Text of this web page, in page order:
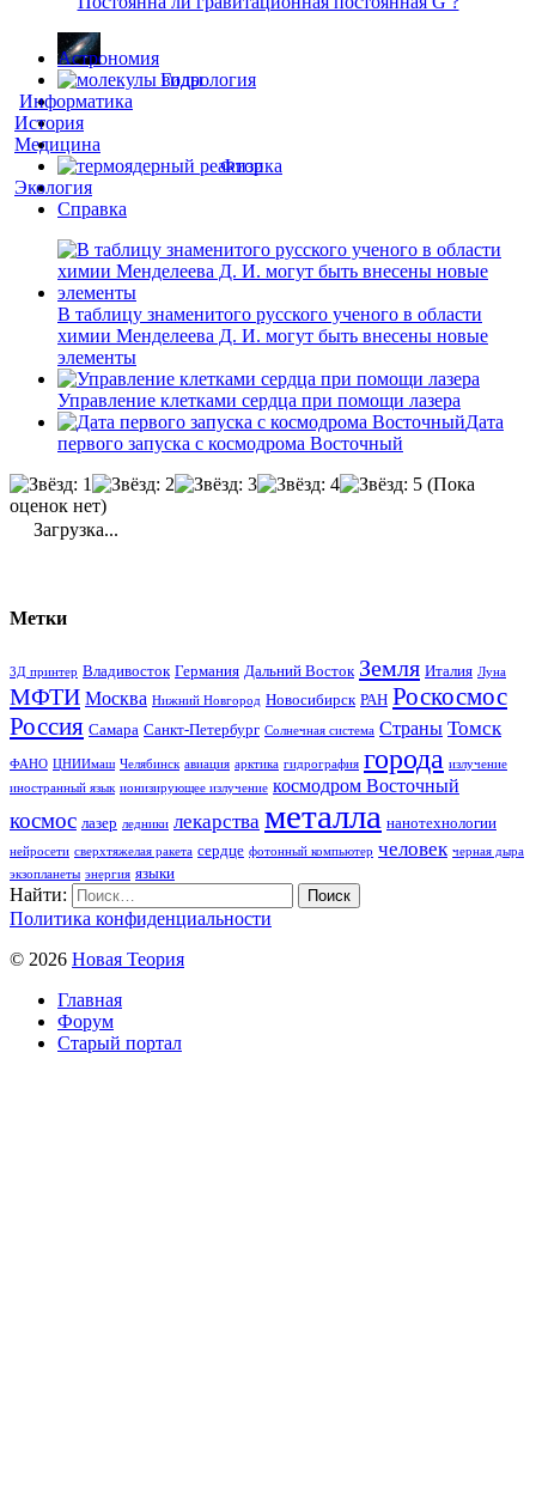
Астрономия
Гидрология
Информатика
История
Медицина
Физика
Экология
Справка
В таблицу знаменитого русского ученого в области
химии Менделеева Д. И. могут быть внесены новые
элементы
Управление клетками сердца при помощи лазера
Дата
первого запуска с космодрома Восточный
(Пока
оценок нет)
Загрузка...
Метки
3Д принтер Владивосток Германия Дальний Восток Земля Италия Луна
МФТИ Москва Нижний Новгород Новосибирск РАН Роскосмос
Россия Самара Санкт-Петербург Солнечная система Страны Томск
ФАНО ЦНИИмаш Челябинск авиация арктика гидрография города излучение
иностранный язык ионизирующее излучение космодром Восточный
космос лазер ледники лекарства металла нанотехнологии
нейросети сверхтяжелая ракета сердце фотонный компьютер человек черная дыра
экзопланеты энергия языки
Найти:
Политика конфиденциальности
© 2026 Новая Теория
Главная
Форум
Старый портал